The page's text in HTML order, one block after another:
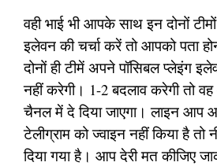
वही भाई भी आपके साथ इन दोनों
इलेवन की चर्चा करें तो आपको पता
दोनों ही टीमें अपने पॉसिबल प्लेइंग
नहीं करेगी। 1-2 बदलाव करेगी तो
चैनल में दे दिया जाएगा। लाइन आप
टेलीग्राम को ज्वाइन नहीं किया है
दिया गया है। आप देरी मत कीजिए